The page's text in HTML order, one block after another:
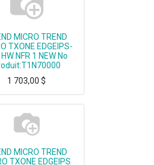
MICRO TREND
TXONE EDGEIPS-
NFR 1 NEW No
1 703,00 $
MICRO TREND
TXONE EDGEIPS